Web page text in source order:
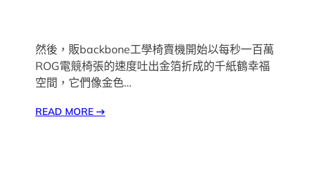
然後，販backbone工學椅賣機開始以每秒一百萬
ROG電競椅張的速度吐出金箔折成的千紙鶴幸福
空間，它們像金色…
READ MORE→